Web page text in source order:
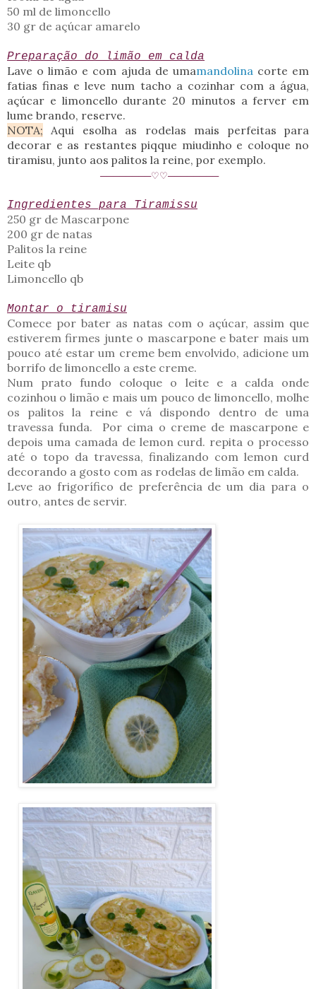
50 ml de limoncello
30 gr de açúcar amarelo
Preparação do limão em calda
Lave o limão e com ajuda de umamandolinacorte em
fatias finas e leve num tacho a cozinhar com a água,
açúcar e limoncello durante 20 minutos a ferver em
lume brando, reserve.
NOTA; Aqui esolha as rodelas mais perfeitas para
decorar e as restantes piqque miudinho e coloque no
tiramisu, junto aos palitos la reine, por exemplo.
────────♡♡────────
Ingredientes para Tiramissu
250 gr de Mascarpone
200 gr de natas
Palitos la reine
Leite qb
Limoncello qb
Montar o tiramisu
Comece por bater as natas com o açúcar, assim que
estiverem firmes junte o mascarpone e bater mais um
pouco até estar um creme bem envolvido, adicione um
borrifo de limoncello a este creme.
Num prato fundo coloque o leite e a calda onde
cozinhou o limão e mais um pouco de limoncello, molhe
os palitos la reine e vá dispondo dentro de uma
travessa funda. Por cima o creme de mascarpone e
depois uma camada de lemon curd. repita o processo
até o topo da travessa, finalizando com lemon curd
decorando a gosto com as rodelas de limão em calda.
Leve ao frigorífico de preferência de um dia para o
outro, antes de servir.